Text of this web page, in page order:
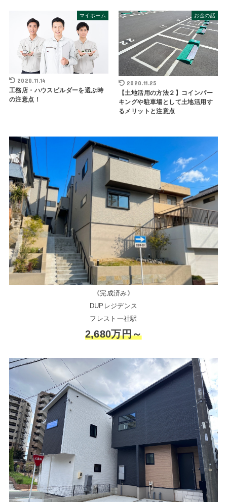
マイホーム
2020.11.14
工務店・ハウスビルダーを選ぶ時
の注意点！
お金の話
2020.11.25
【土地活用の方法２】コインパー
キングや駐車場として土地活用す
るメリットと注意点
《完成済み》
DUPレジデンス
フレスト一社駅
2,680万円～